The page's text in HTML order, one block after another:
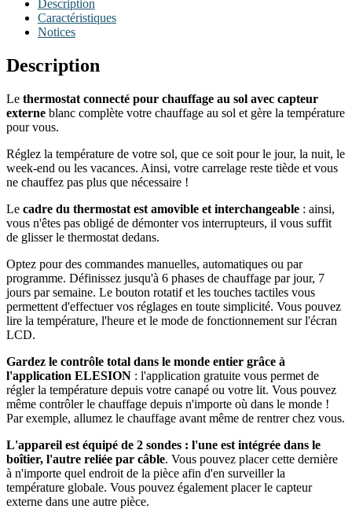
Description
Caractéristiques
Notices
Description
Le thermostat connecté pour chauffage au sol avec capteur
externe blanc complète votre chauffage au sol et gère la température
pour vous.
Réglez la température de votre sol, que ce soit pour le jour, la nuit, le
week-end ou les vacances. Ainsi, votre carrelage reste tiède et vous
ne chauffez pas plus que nécessaire !
Le cadre du thermostat est amovible et interchangeable : ainsi,
vous n'êtes pas obligé de démonter vos interrupteurs, il vous suffit
de glisser le thermostat dedans.
Optez pour des commandes manuelles, automatiques ou par
programme. Définissez jusqu'à 6 phases de chauffage par jour, 7
jours par semaine. Le bouton rotatif et les touches tactiles vous
permettent d'effectuer vos réglages en toute simplicité. Vous pouvez
lire la température, l'heure et le mode de fonctionnement sur l'écran
LCD.
Gardez le contrôle total dans le monde entier grâce à
l'application ELESION : l'application gratuite vous permet de
régler la température depuis votre canapé ou votre lit. Vous pouvez
même contrôler le chauffage depuis n'importe où dans le monde !
Par exemple, allumez le chauffage avant même de rentrer chez vous.
L'appareil est équipé de 2 sondes : l'une est intégrée dans le
boîtier, l'autre reliée par câble. Vous pouvez placer cette dernière
à n'importe quel endroit de la pièce afin d'en surveiller la
température globale. Vous pouvez également placer le capteur
externe dans une autre pièce.